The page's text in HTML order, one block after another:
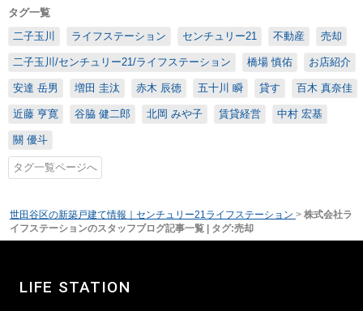
タグ一覧
二子玉川
ライフステーション センチュリー21 不動産 売却
二子玉川/センチュリー21/ライフステーション 橋場 慎佑 お店紹介
安達 岳男 増田 圭汰 赤木 辰徳 五十川 瞬 貸す 百木 真奈佳
近藤 亨寛 谷脇 健二郎 北岡 みや子 賃貸経営 中村 宏基
關 優斗
タグ一覧ページへ
世田谷区の新築戸建て情報｜センチュリー21ライフステーション > 株式会社ラ
イフステーションのスタッフブログ記事一覧 | タグ:売却
LIFE STATION